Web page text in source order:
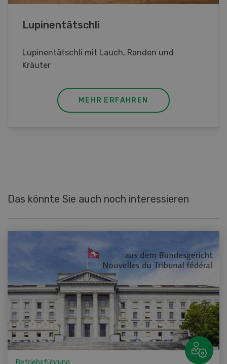
Frühlingsrollen
Frühlingsrollen mit Poulet
MEHR ERFAHREN
Das könnte Sie auch noch interessieren